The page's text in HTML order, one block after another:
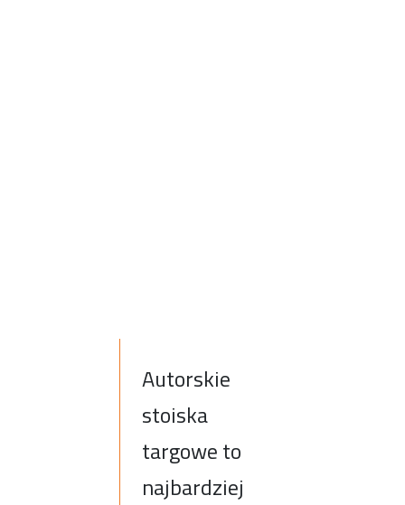
Autorskie
stoiska
targowe to
najbardziej